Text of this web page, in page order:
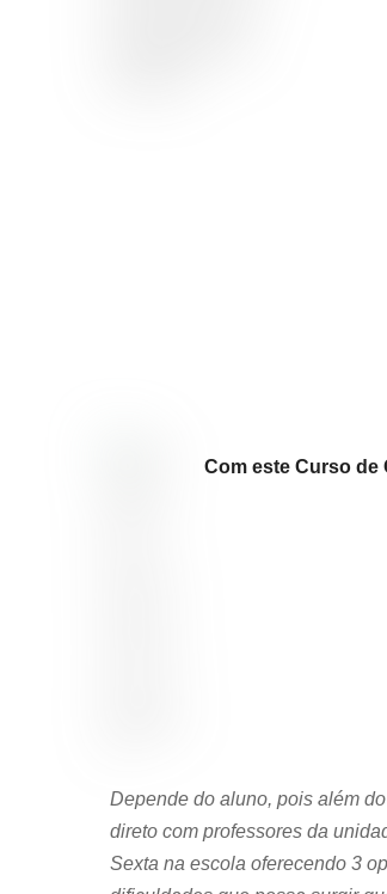
Com este Curso
Depende do aluno, pois além
direto com professores da
Sexta na escola oferecendo 3